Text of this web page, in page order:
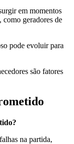
em momentos
como geradores de
pode evoluir para
são fatores
na partida,